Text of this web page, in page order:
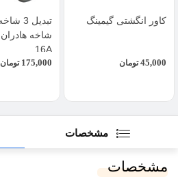
کاور انگشتی گیمینگ
45,000 تومان
16A
175,000 تومان
مشخصات
مشخصات